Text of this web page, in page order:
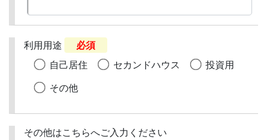
利用用途
必須
自己居住
セカンドハウス
投資用
その他
その他はこちらへご入力ください